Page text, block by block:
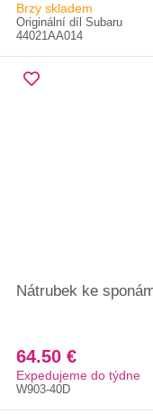
Brzy skladem
Originální díl Subaru
44021AA014
Nátrubek ke
64.50 €
Expedujeme do týdne
W903-40D